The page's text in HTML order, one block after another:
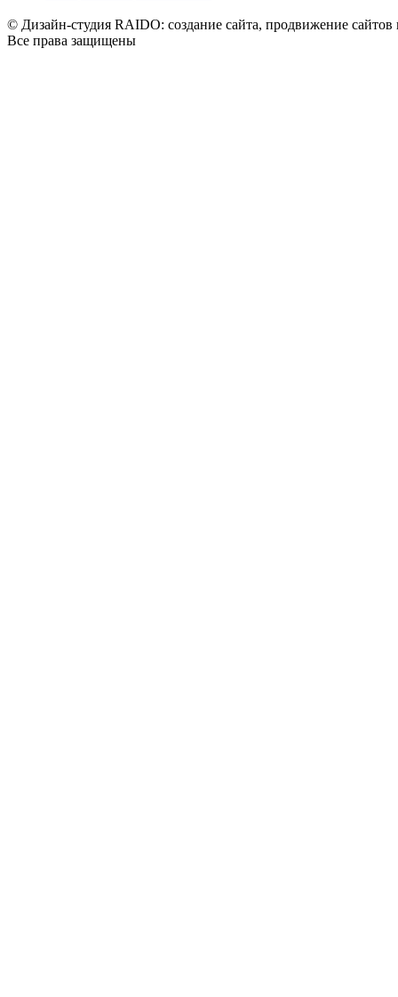
© Дизайн-студия RAIDO: создание сайта, продвижение сайтов
Все права защищены